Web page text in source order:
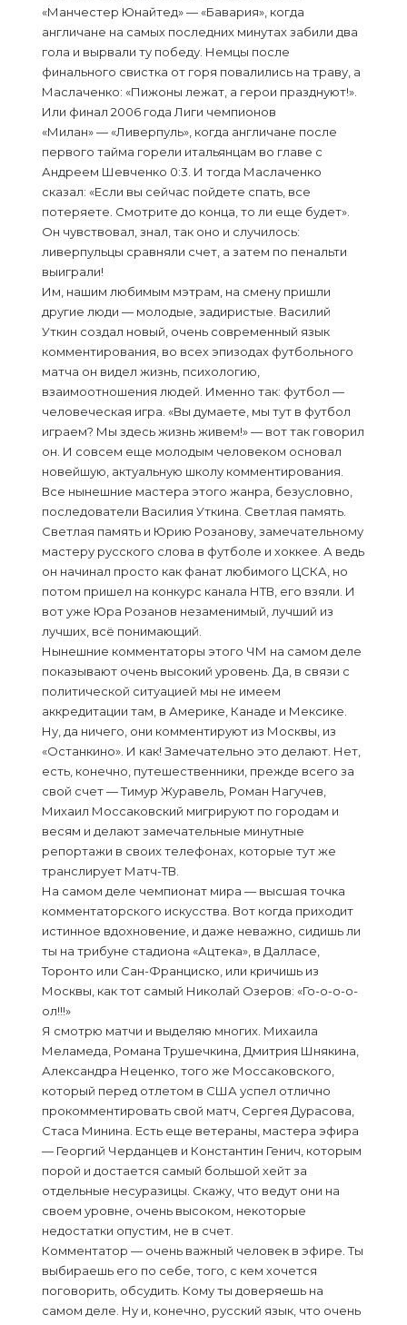
«Манчестер Юнайтед» — «Бавария», когда
англичане на самых последних минутах забили два
гола и вырвали ту победу. Немцы после
финального свистка от горя повалились на траву, а
Маслаченко: «Пижоны лежат, а герои празднуют!».
Или финал 2006 года Лиги чемпионов
«Милан» — «Ливерпуль», когда англичане после
первого тайма горели итальянцам во главе с
Андреем Шевченко 0:3. И тогда Маслаченко
сказал: «Если вы сейчас пойдете спать, все
потеряете. Смотрите до конца, то ли еще будет».
Он чувствовал, знал, так оно и случилось:
ливерпульцы сравняли счет, а затем по пенальти
выиграли!
Им, нашим любимым мэтрам, на смену пришли
другие люди — молодые, задиристые. Василий
Уткин создал новый, очень современный язык
комментирования, во всех эпизодах футбольного
матча он видел жизнь, психологию,
взаимоотношения людей. Именно так: футбол —
человеческая игра. «Вы думаете, мы тут в футбол
играем? Мы здесь жизнь живем!» — вот так говорил
он. И совсем еще молодым человеком основал
новейшую, актуальную школу комментирования.
Все нынешние мастера этого жанра, безусловно,
последователи Василия Уткина. Светлая память.
Светлая память и Юрию Розанову, замечательному
мастеру русского слова в футболе и хоккее. А ведь
он начинал просто как фанат любимого ЦСКА, но
потом пришел на конкурс канала НТВ, его взяли. И
вот уже Юра Розанов незаменимый, лучший из
лучших, всё понимающий.
Нынешние комментаторы этого ЧМ на самом деле
показывают очень высокий уровень. Да, в связи с
политической ситуацией мы не имеем
аккредитации там, в Америке, Канаде и Мексике.
Ну, да ничего, они комментируют из Москвы, из
«Останкино». И как! Замечательно это делают. Нет,
есть, конечно, путешественники, прежде всего за
свой счет — Тимур Журавель, Роман Нагучев,
Михаил Моссаковский мигрируют по городам и
весям и делают замечательные минутные
репортажи в своих телефонах, которые тут же
транслирует Матч-ТВ.
На самом деле чемпионат мира — высшая точка
комментаторского искусства. Вот когда приходит
истинное вдохновение, и даже неважно, сидишь ли
ты на трибуне стадиона «Ацтека», в Далласе,
Торонто или Сан-Франциско, или кричишь из
Москвы, как тот самый Николай Озеров: «Го-о-о-о-
ол!!!»
Я смотрю матчи и выделяю многих. Михаила
Меламеда, Романа Трушечкина, Дмитрия Шнякина,
Александра Неценко, того же Моссаковского,
который перед отлетом в США успел отлично
прокомментировать свой матч, Сергея Дурасова,
Стаса Минина. Есть еще ветераны, мастера эфира
— Георгий Черданцев и Константин Генич, которым
порой и достается самый большой хейт за
отдельные несуразицы. Скажу, что ведут они на
своем уровне, очень высоком, некоторые
недостатки опустим, не в счет.
Комментатор — очень важный человек в эфире. Ты
выбираешь его по себе, того, с кем хочется
поговорить, обсудить. Кому ты доверяешь на
самом деле. Ну и, конечно, русский язык, что очень